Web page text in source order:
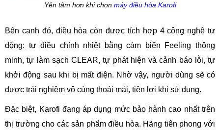
Yên tâm hơn khi chọn máy điều hòa Karofi
Bên cạnh đó, điều hòa còn được tích hợp 4 công nghệ tự
động: tự điều chỉnh nhiệt bằng cảm biến Feeling thông
minh, tự làm sạch CLEAR, tự phát hiện và cảnh báo lỗi, tự
khởi động sau khi bị mất điện. Nhờ vậy, người dùng sẽ có
được trải nghiệm vô cùng thoải mái, tiện lợi khi sử dụng.
Đặc biệt, Karofi đang áp dụng mức bảo hành cao nhất trên
thị trường cho các sản phẩm điều hòa. Hãng tiên phong với